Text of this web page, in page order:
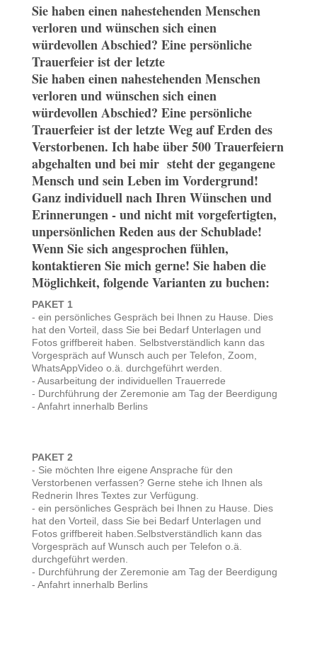
Sie haben einen nahestehenden Menschen
verloren und wünschen sich einen
würdevollen Abschied? Eine persönliche
Trauerfeier ist der letzte
Sie haben einen nahestehenden Menschen
verloren und wünschen sich einen
würdevollen Abschied? Eine persönliche
Trauerfeier ist der letzte Weg auf Erden des
Verstorbenen. Ich habe über 500 Trauerfeiern
abgehalten und bei mir steht der gegangene
Mensch und sein Leben im Vordergrund!
Ganz individuell nach Ihren Wünschen und
Erinnerungen - und nicht mit vorgefertigten,
unpersönlichen Reden aus der Schublade!
Wenn Sie sich angesprochen fühlen,
kontaktieren Sie mich gerne! Sie haben die
Möglichkeit, folgende Varianten zu buchen:
PAKET 1
- ein persönliches Gespräch bei Ihnen zu Hause. Dies
hat den Vorteil, dass Sie bei Bedarf Unterlagen und
Fotos griffbereit haben. Selbstverständlich kann das
Vorgespräch auf Wunsch auch per Telefon, Zoom,
WhatsAppVideo o.ä. durchgeführt werden.
- Ausarbeitung der individuellen Trauerrede
- Durchführung der Zeremonie am Tag der Beerdigung
- Anfahrt innerhalb Berlins
PAKET 2
- Sie möchten Ihre eigene Ansprache für den
Verstorbenen verfassen? Gerne stehe ich Ihnen als
Rednerin Ihres Textes zur Verfügung.
- ein persönliches Gespräch bei Ihnen zu Hause. Dies
hat den Vorteil, dass Sie bei Bedarf Unterlagen und
Fotos griffbereit haben.Selbstverständlich kann das
Vorgespräch auf Wunsch auch per Telefon o.ä.
durchgeführt werden.
- Durchführung der Zeremonie am Tag der Beerdigung
- Anfahrt innerhalb Berlins